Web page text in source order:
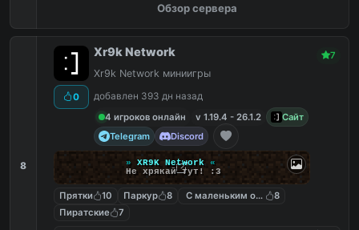
Обзор сервера
8
0
Xr9k Network 7
Xr9k Network миниигры
добавлен 393 дн назад
4 игроков онлайн
v 1.19.4 - 26.1.2
Сайт
Telegram
Discord
» XR9K Network
«
Не хрякай тут! :3
Прятки 10 Паркур 8 С маленьким онлайном
8
Пиратские
7